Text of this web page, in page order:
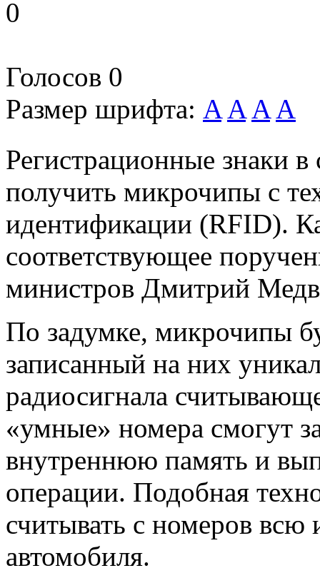
0
Голосов 0
Размер шрифта: A A A A
Регистрационные знаки
получить микрочипы с
идентификации (RFID).
соответствующее
министров Дмитрий
По задумке, микрочипы
записанный на них
радиосигнала
«умные» номера смогут
внутреннюю память и
операции. Подобная
считывать с номеров
автомобиля.